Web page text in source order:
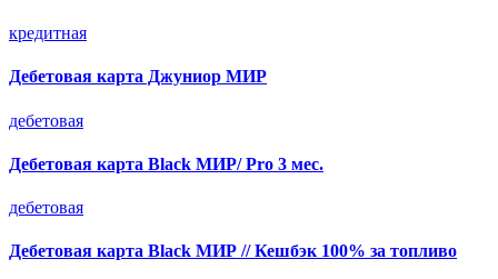
кредитная
Дебетовая карта Джуниор МИР
дебетовая
Дебетовая карта Black МИР/ Pro 3 мес.
дебетовая
Дебетовая карта Black МИР // Кешбэк 100% за топливо